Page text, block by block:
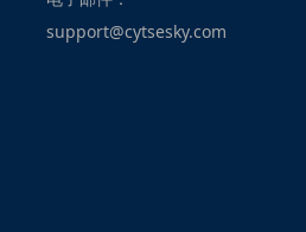
support@cytsesky.com